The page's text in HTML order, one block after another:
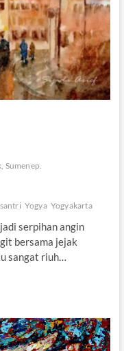
Sumenep.
Yogya Yogyakarta
serpihan angin
bersama jejak
sangat riuh…